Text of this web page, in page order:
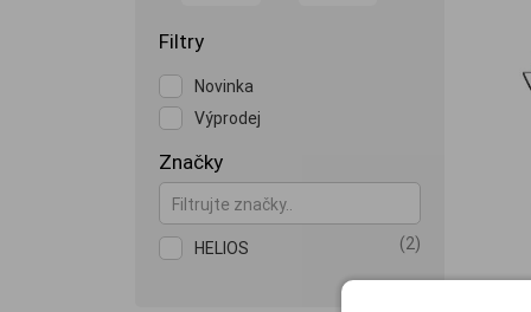
Filtry
Novinka
Výprodej
Značky
HELIOS (2)